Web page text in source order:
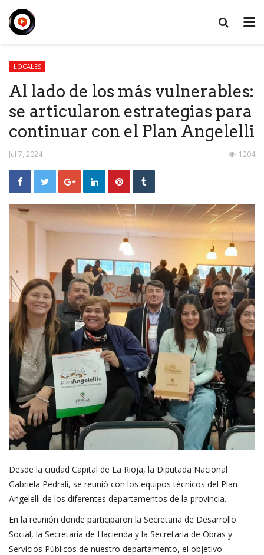
LOCALES
Al lado de los más vulnerables:
se articularon estrategias para
continuar con el Plan Angelelli
Jul 7, 2024 1204
Desde la ciudad Capital de La Rioja, la Diputada Nacional
Gabriela Pedrali, se reunió con los equipos técnicos del Plan
Angelelli de los diferentes departamentos de la provincia.
En la reunión donde participaron la Secretaria de Desarrollo
Social, la Secretaría de Hacienda y la Secretaria de Obras y
Servicios Públicos de nuestro departamento, el objetivo